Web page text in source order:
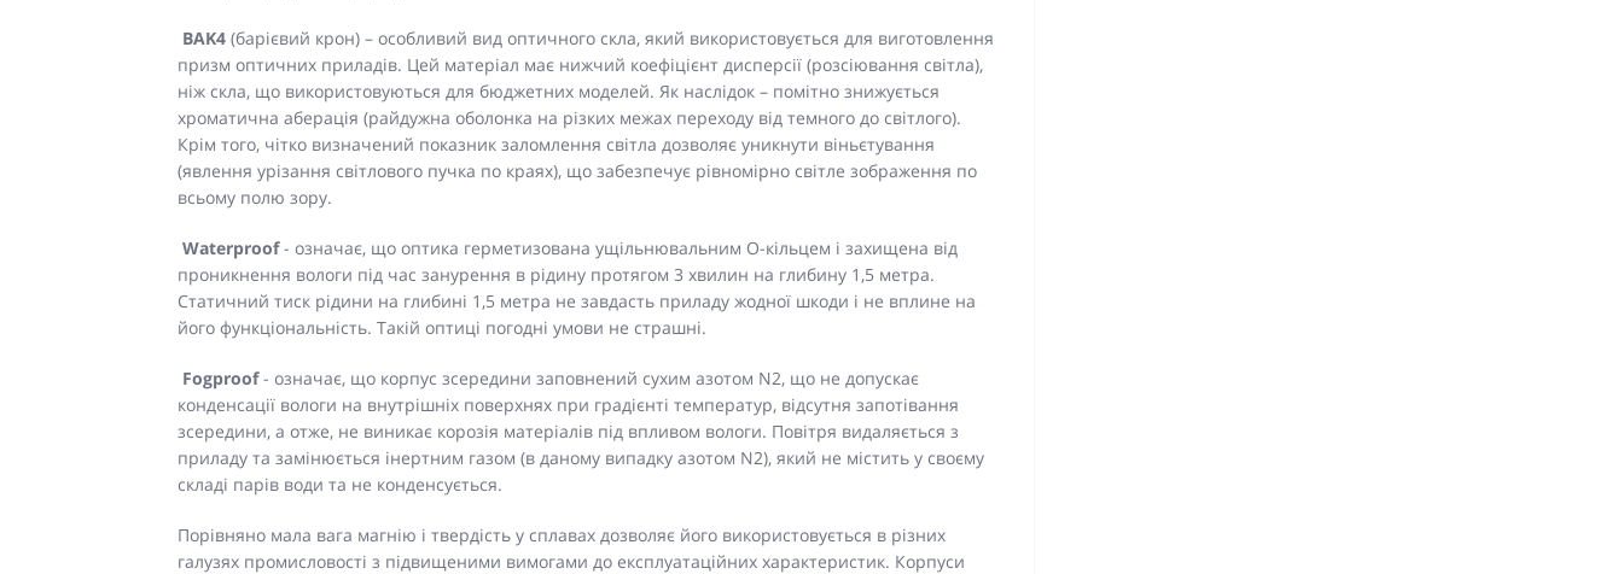
BAK4 (барієвий крон) – особливий вид оптичного скла, який використовується для виготовлення
призм оптичних приладів. Цей матеріал має нижчий коефіцієнт дисперсії (розсіювання світла),
ніж скла, що використовуються для бюджетних моделей. Як наслідок – помітно знижується
хроматична аберація (райдужна оболонка на різких межах переходу від темного до світлого).
Крім того, чітко визначений показник заломлення світла дозволяє уникнути віньєтування
(явлення урізання світлового пучка по краях), що забезпечує рівномірно світле зображення по
всьому полю зору.
Waterproof- означає, що оптика герметизована ущільнювальним О-кільцем і захищена від
проникнення вологи під час занурення в рідину протягом 3 хвилин на глибину 1,5 метра.
Статичний тиск рідини на глибині 1,5 метра не завдасть приладу жодної шкоди і не вплине на
його функціональність. Такій оптиці погодні умови не страшні.
Fogproof- означає, що корпус зсередини заповнений сухим азотом N2, що не допускає
конденсації вологи на внутрішніх поверхнях при градієнті температур, відсутня запотівання
зсередини, а отже, не виникає корозія матеріалів під впливом вологи. Повітря видаляється з
приладу та замінюється інертним газом (в даному випадку азотом N2), який не містить у своєму
складі парів води та не конденсується.
Порівняно мала вага магнію і твердість у сплавах дозволяє його використовується в різних
галузях промисловості з підвищеними вимогами до експлуатаційних характеристик. Корпуси